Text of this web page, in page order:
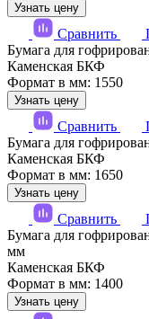
Узнать цену
Сравнить
Бумага для
Каменская БКФ
Формат в мм: 1550
Узнать цену
Сравнить
Бумага для
Каменская БКФ
Формат в мм: 1650
Узнать цену
Сравнить
Бумага для
мм
Каменская БКФ
Формат в мм: 1400
Узнать цену